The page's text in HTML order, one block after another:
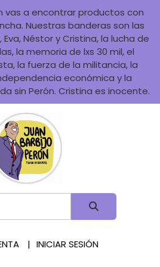
vas a encontrar productos con
Nuestras banderas son las
Néstor y Cristina, la lucha de
la memoria de lxs 30 mil, el
la fuerza de la militancia, la
económica y la
sin Perón. Cristina es inocente.
INICIAR SESIÓN